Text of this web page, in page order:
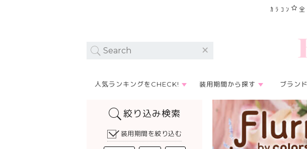
ｶﾗｺﾝ
人気ランキングをCHECK! 装用期間から探す ブラン
絞り込み検索
装用期間を絞り込む